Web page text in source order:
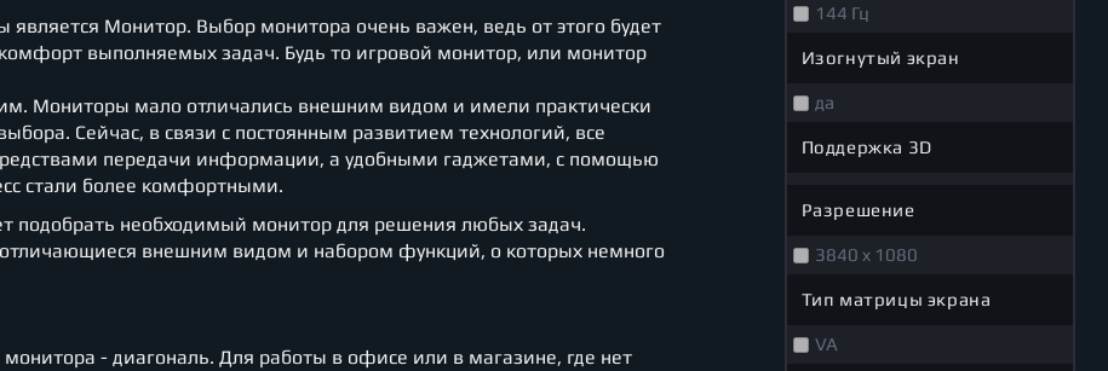
Монитор. Выбор монитора очень важен, ведь от этого будет
выполняемых задач. Будь то игровой монитор, или монитор
Мониторы мало отличались внешним видом и имели практически
Сейчас, в связи с постоянным развитием технологий, все
передачи информации, а удобными гаджетами, с помощью
стали более комфортными.
подобрать необходимый монитор для решения любых задач.
внешним видом и набором функций, о которых немного
- диагональ. Для работы в офисе или в магазине, где нет
144 Гц
Изогнутый экран
да
Поддержка 3D
Разрешение
3840 x 1080
Тип матрицы экрана
VA